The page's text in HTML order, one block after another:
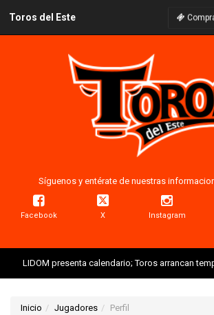
Toros del Este
Síguenos y entérate de nuestras
Facebook X Instagram
LIDOM presenta calendario; Toros arrancan
Inicio Jugadores Perfil